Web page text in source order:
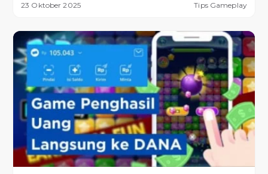
23 Oktober 2025 Tips Gameplay